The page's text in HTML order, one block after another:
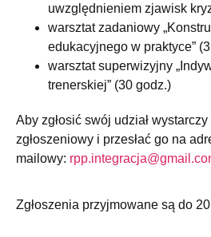
uwzględnieniem zjawisk
warsztat zadaniowy
edukacyjnego w praktyce”
warsztat superwizyjny
trenerskiej” (30 godz.)
Aby zgłosić swój udział
zgłoszeniowy i przesłać go na
mailowy:
Zgłoszenia przyjmowane są do